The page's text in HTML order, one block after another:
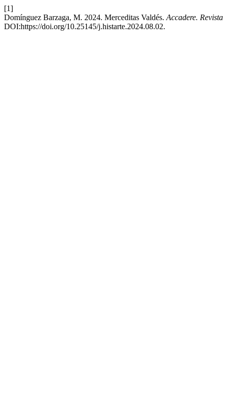
[1]
Domínguez Barzaga, M. 2024. Merceditas Valdés. Accadere.
DOI:https://doi.org/10.25145/j.histarte.2024.08.02.